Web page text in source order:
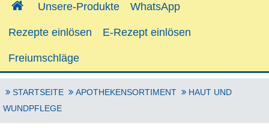
Unsere-Produkte WhatsApp
Rezepte einlösen E-Rezept einlösen
Freiumschläge
STARTSEITE APOTHEKENSORTIMENT
HAUT UND
WUNDPFLEGE